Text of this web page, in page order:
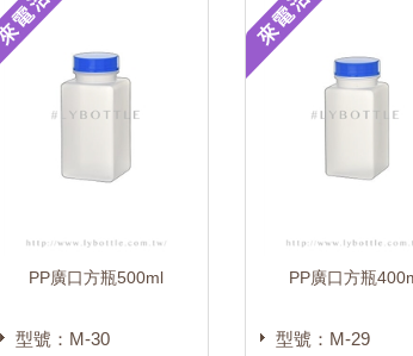
PP廣口方瓶500ml
型號：M-30
PP廣口方瓶
型號：M-29